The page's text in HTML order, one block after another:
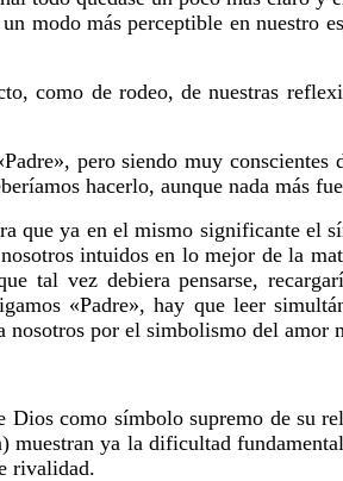
modo más perceptible en
como de rodeo, de nuestras
pero siendo muy
hacerlo, aunque nada más
que ya en el mismo significante
intuidos en lo mejor de la
tal vez debiera pensarse,
«Padre», hay que leer
nosotros por el simbolismo del amor
como símbolo supremo de su
ya la dificultad
rivalidad.